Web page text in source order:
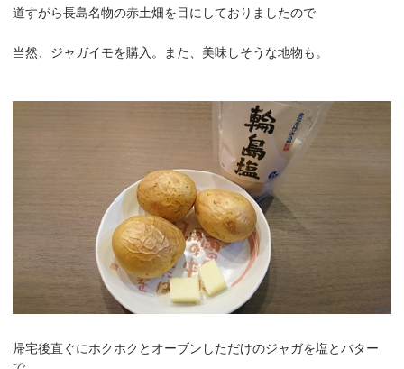
道すがら長島名物の赤土畑を目にしておりましたので
当然、ジャガイモを購入。また、美味しそうな地物も。
帰宅後直ぐにホクホクとオーブンしただけのジャガを塩とバター